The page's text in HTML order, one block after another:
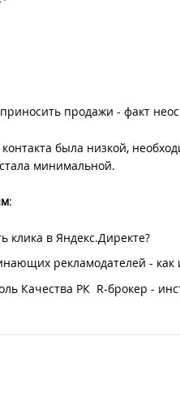
продажи - факт
контакта была низкой,
минимальной.
:
клика в Яндекс.Директе?
рекламодателей - как
Качества РК R-брокер -